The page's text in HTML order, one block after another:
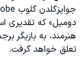
تریبونال مردمی آبان ۹۸
دادگاه حمید نوری
چهل سال گروگان‌گیری
دومیل» که تقدیری
هنرمند، به بازیگر
تعلق خواهد گرفت.